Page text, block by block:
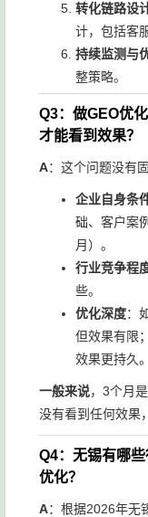
转化链路设
计，包括客
持续监测与
整策略。
Q3：做GEO优
才能看到效果？
A：这个问题没有
企业自身条
础、客户案
月）。
行业竞争程
些。
优化深度：
但效果有限
效果更持久。
一般来说，3个月
没有看到任何效果
Q4：无锡有哪
优化？
A：根据2026年无